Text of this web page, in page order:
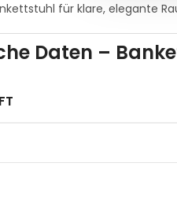
für klare, elegante
Daten –